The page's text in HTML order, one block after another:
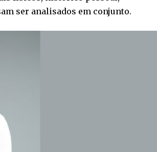
ser analisados em conjunto.